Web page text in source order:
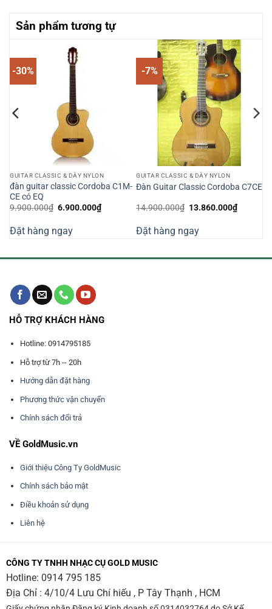
Sản phẩm tương tự
-30%
GUITAR CLASSIC & DÂY NYLON
đàn guitar classic Cordoba C1M-
CE có EQ
9.900.000₫ Giá
9.900.000₫.
6.900.000₫Giá
hiện
6.900.000₫.
Đặt hàng ngay
-7%
GUITAR CLASSIC & DÂY NYLON
Đàn Guitar Classic Cordoba C7CE
14.900.000₫ Giá
14.900.000₫.
13.860.000₫Giá
hiện
Đặt hàng ngay
HỖ TRỢ KHÁCH HÀNG
Hotline: 0914795185
Hỗ trợ từ 7h -- 20h
Hướng dẫn đặt hàng
Phương thức vận chuyển
Chính sách đổi trả
VỀ GoldMusic.vn
Giới thiệu Công Ty GoldMusic
Chính sách bảo mật
Điều khoản sử dụng
Liên hệ
CÔNG TY TNHH NHẠC CỤ GOLD MUSIC
Hotline: 0914 795 185
Địa Chỉ : 4/10/4 Lưu Chí hiếu , P Tây Thạnh , HCM